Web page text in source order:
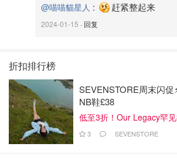
@喵喵貓星人 : 赶紧整起来
2024-01-15 · 回复
折扣排行榜
SEVENSTORE周末闪促
NB鞋£38
低至3折！Our Legacy罕
3 SEVENSTORE